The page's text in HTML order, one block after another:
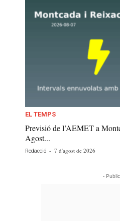
EL TEMPS
Previsió de l’AEMET a
Agost...
Redacció - 7 d'agost de 2026
-